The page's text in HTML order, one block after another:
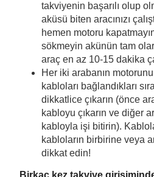
takviyenin başarılı olup
aküsü biten aracınızı
hemen motoru
sökmeyin akünün tam
araç en az 10-15 dakika
Her iki arabanın
kabloları bağlandıkları
dikkatlice çıkarın (önce
kabloyu çıkarın ve diğer
kabloyla işi bitirin).
kabloların birbirine veya
dikkat edin!
Birkaç kez takviye